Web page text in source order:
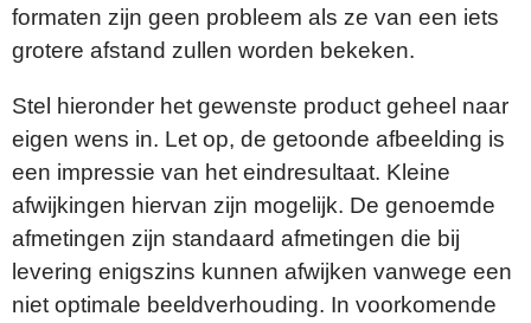
formaten zijn geen probleem als ze van een iets
grotere afstand zullen worden bekeken.
Stel hieronder het gewenste product geheel naar
eigen wens in. Let op, de getoonde afbeelding is
een impressie van het eindresultaat. Kleine
afwijkingen hiervan zijn mogelijk. De genoemde
afmetingen zijn standaard afmetingen die bij
levering enigszins kunnen afwijken vanwege een
niet optimale beeldverhouding. In voorkomende